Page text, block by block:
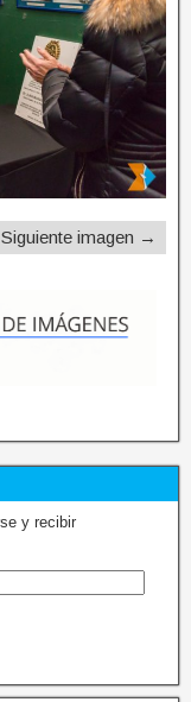
Siguiente imagen →
y recibir